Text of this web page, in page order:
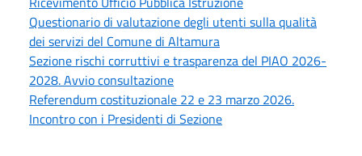
Questionario di valutazione degli utenti sulla qualità
dei servizi del Comune di Altamura
Sezione rischi corruttivi e trasparenza del PIAO 2026-
2028. Avvio consultazione
Referendum costituzionale 22 e 23 marzo 2026.
Incontro con i Presidenti di Sezione